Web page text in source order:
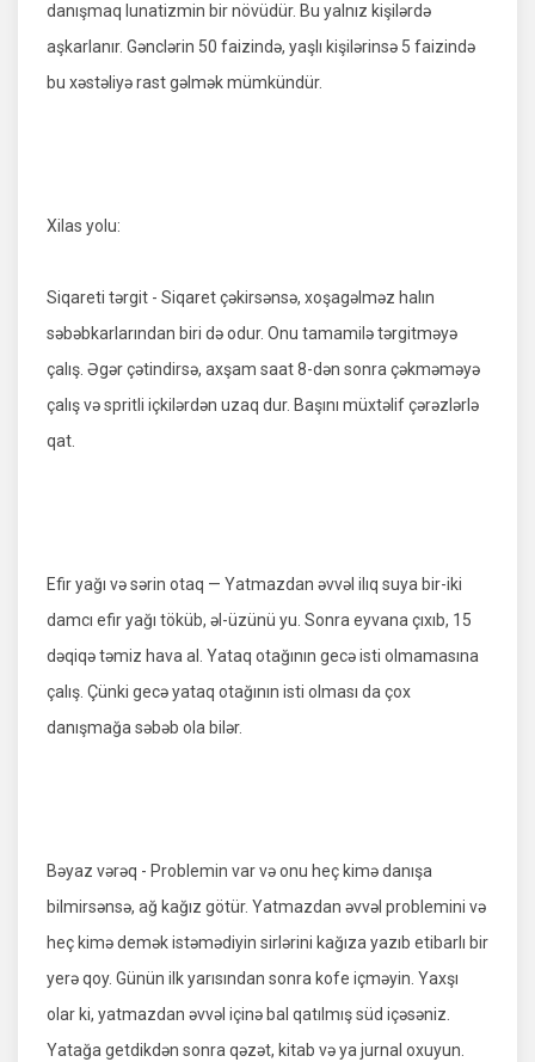
danışmaq lunatizmin bir növüdür. Bu yalnız kişilərdə
aşkarlanır. Gənclərin 50 faizində, yaşlı kişilərinsə 5 faizində
bu xəstəliyə rast gəlmək mümkündür.
Xilas yolu:
Siqareti tərgit - Siqaret çəkirsənsə, xoşagəlməz halın
səbəbkarlarından biri də odur. Onu tamamilə tərgitməyə
çalış. Əgər çətindirsə, axşam saat 8-dən sonra çəkməməyə
çalış və spritli içkilərdən uzaq dur. Başını müxtəlif çərəzlərlə
qat.
Efir yağı və sərin otaq — Yatmazdan əvvəl ilıq suya bir-iki
damcı efir yağı töküb, əl-üzünü yu. Sonra eyvana çıxıb, 15
dəqiqə təmiz hava al. Yataq otağının gecə isti olmamasına
çalış. Çünki gecə yataq otağının isti olması da çox
danışmağa səbəb ola bilər.
Bəyaz vərəq - Problemin var və onu heç kimə danışa
bilmirsənsə, ağ kağız götür. Yatmazdan əvvəl problemini və
heç kimə demək istəmədiyin sirlərini kağıza yazıb etibarlı bir
yerə qoy. Günün ilk yarısından sonra kofe içməyin. Yaxşı
olar ki, yatmazdan əvvəl içinə bal qatılmış süd içəsəniz.
Yatağa getdikdən sonra qəzət, kitab və ya jurnal oxuyun.